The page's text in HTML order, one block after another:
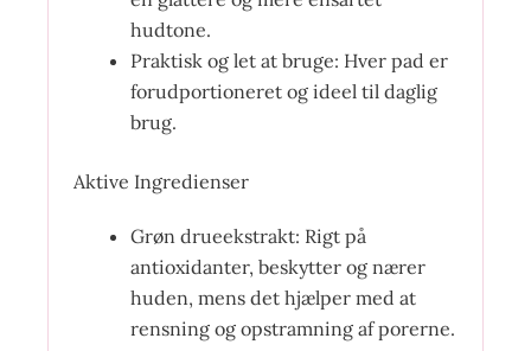
hudtone.
Praktisk og let at bruge: Hver pad er
forudportioneret og ideel til daglig
brug.
Aktive Ingredienser
Grøn drueekstrakt: Rigt på
antioxidanter, beskytter og nærer
huden, mens det hjælper med at
rensning og opstramning af porerne.